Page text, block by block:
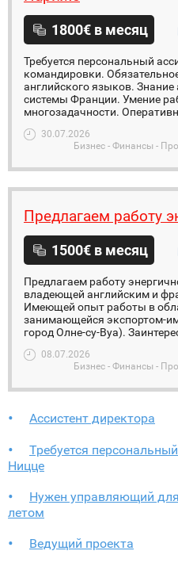
1800€ в месяц
Требуется персональный
командировки.
английского языков.
системы Франции. Умение
многозадачности.
30.07.2026
Бизнес - Финансы -
Предлагаем работу
1500€ в месяц
Предлагаем работу
владеющей английским и
Имеющей опыт работы в
занимающейся экспортом-
город ­Олне-су-Вуа).
08.07.2026
Бизнес - Финансы -
Ассистент директора
Требуется
Ницце
Нужен управляющий
летом
Ведущий проекта